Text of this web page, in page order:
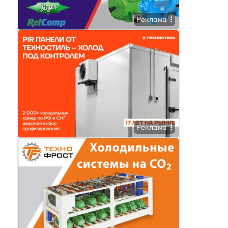
Реклама
Реклама